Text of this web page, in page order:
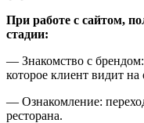
При работе с сайтом,
стадии:
— Знакомство с
которое клиент видит на
— Ознакомление:
ресторана.